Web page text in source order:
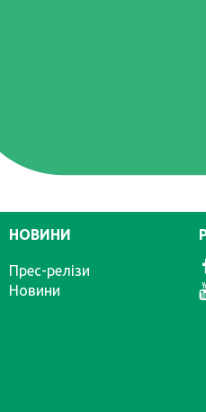
НОВИНИ
Прес-релізи
Новини